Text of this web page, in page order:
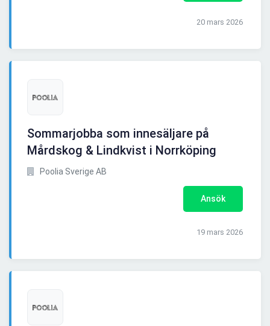
20 mars 2026
Sommarjobba som innesäljare på
Mårdskog & Lindkvist i Norrköping
Poolia Sverige AB
Ansök
19 mars 2026